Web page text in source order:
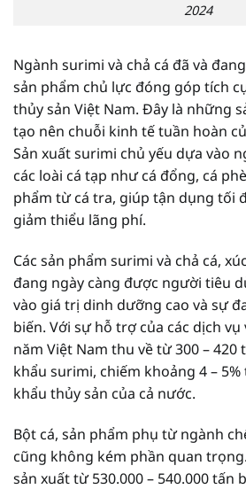
2024
Ngành surimi và chả cá đã và
sản phẩm chủ lực đóng góp tích
thủy sản Việt Nam. Đây là những
tạo nên chuỗi kinh tế tuần hoàn
Sản xuất surimi chủ yếu dựa vào
các loài cá tạp như cá đổng, cá
phẩm từ cá tra, giúp tận dụng tối
giảm thiểu lãng phí.
Các sản phẩm surimi và chả cá,
đang ngày càng được người tiêu
vào giá trị dinh dưỡng cao và sự
biến. Với sự hỗ trợ của các dịch
năm Việt Nam thu về từ 300 – 420
khẩu surimi, chiếm khoảng 4 –
khẩu thủy sản của cả nước.
Bột cá, sản phẩm phụ từ ngành
cũng không kém phần quan
sản xuất từ 530.000 – 540.000 tấn